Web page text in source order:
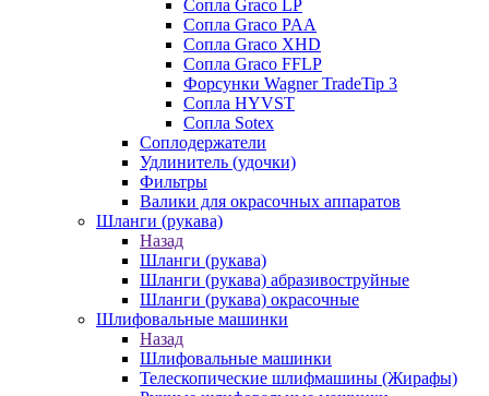
Сопла Graco LP
Сопла Graco PAA
Сопла Graco XHD
Сопла Graco FFLP
Форсунки Wagner TradeTip 3
Сопла HYVST
Сопла Sotex
Соплодержатели
Удлинитель (удочки)
Фильтры
Валики для окрасочных аппаратов
Шланги (рукава)
Назад
Шланги (рукава)
Шланги (рукава) абразивоструйные
Шланги (рукава) окрасочные
Шлифовальные машинки
Назад
Шлифовальные машинки
Телескопические шлифмашины (Жирафы)